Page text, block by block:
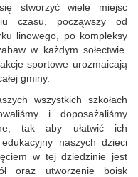
stworzyć wiele miejsc
czasu, począwszy od
linowego, po kompleksy
w każdym sołectwie.
sportowe urozmaicają
gminy.
wszystkich szkołach
i doposażaliśmy
tak aby ułatwić ich
naszych dzieci
w tej dziedzinie jest
oraz utworzenie boisk